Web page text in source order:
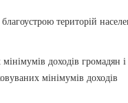
територій
доходів громадян
мінімумів доходів